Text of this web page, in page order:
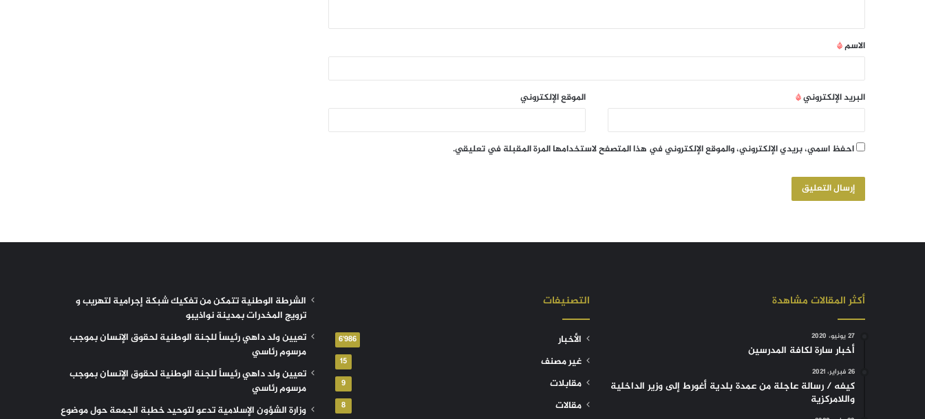
الاسم*
البريد الإلكتروني* الموقع الإلكتروني
احفظ اسمي، بريدي الإلكتروني، والموقع الإلكتروني في هذا المتصفح لاستخدامها المرة المقبلة في تعليقي.
أكثر المقالات مشاهدة
27 يونيو، 2020
أخبار سارة لكافة المدرسين
26 فبراير، 2021
كيفه / رسالة عاجلة من عمدة بلدية أغورط إلى وزير الداخلية
واللامركزية
التصنيفات
الأخبار 6٬986
غير مصنف 15
مقابلات 9
مقالات 8
الشرطة الوطنية تتمكن من تفكيك شبكة إجرامية لتهريب و
ترويج المخدرات بمدينة نواذيبو
تعيين ولد داهي رئيساً للجنة الوطنية لحقوق الإنسان بموجب
مرسوم رئاسي
تعيين ولد داهي رئيساً للجنة الوطنية لحقوق الإنسان بموجب
مرسوم رئاسي
وزارة الشؤون الإسلامية تدعو لتوحيد خطبة الجمعة حول موضوع